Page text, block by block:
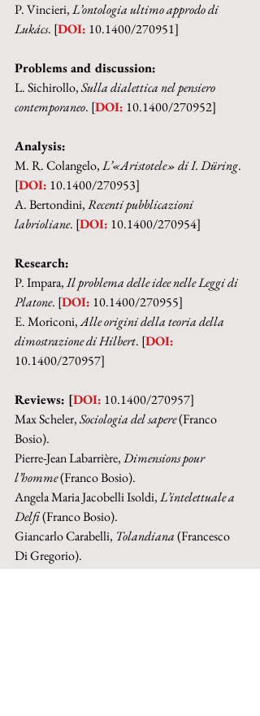
P. Vincieri, L’ontologia ultimo approdo di
Lukács. [DOI: 10.1400/270951]
Problems and discussion:
L. Sichirollo, Sulla dialettica nel pensiero
contemporaneo. [DOI: 10.1400/270952]
Analysis:
M. R. Colangelo, L’«Aristotele» di I. Düring.
[DOI: 10.1400/270953]
A. Bertondini, Recenti pubblicazioni
labrioliane. [DOI: 10.1400/270954]
Research:
P. Impara, Il problema delle idee nelle Leggi di
Platone. [DOI: 10.1400/270955]
E. Moriconi, Alle origini della teoria della
dimostrazione di Hilbert. [DOI:
10.1400/270957]
Reviews: [DOI: 10.1400/270957]
Max Scheler, Sociologia del sapere (Franco
Bosio).
Pierre-Jean Labarrière, Dimensions pour
l’homme (Franco Bosio).
Angela Maria Jacobelli Isoldi, L’intelettuale a
Delfi (Franco Bosio).
Giancarlo Carabelli, Tolandiana (Francesco
Di Gregorio).